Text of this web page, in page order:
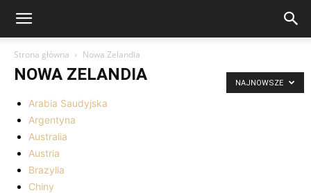
Strona główna Nowa Zelandia
NOWA ZELANDIA
Arabia Saudyjska
Argentyna
Australia
Austria
Brazylia
Chiny
NAJNOWSZE